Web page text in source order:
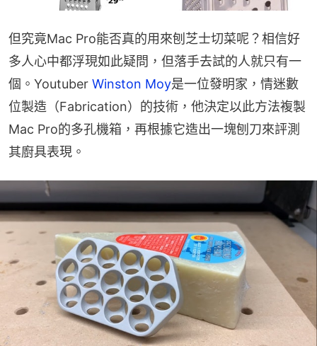
但究竟Mac Pro能否真的用來刨芝士切菜呢？相信好
多人心中都浮現如此疑問，但落手去試的人就只有一
個。Youtuber Winston Moy是一位發明家，情迷數
位製造（Fabrication）的技術，他決定以此方法複製
Mac Pro的多孔機箱，再根據它造出一塊刨刀來評測
其廚具表現。